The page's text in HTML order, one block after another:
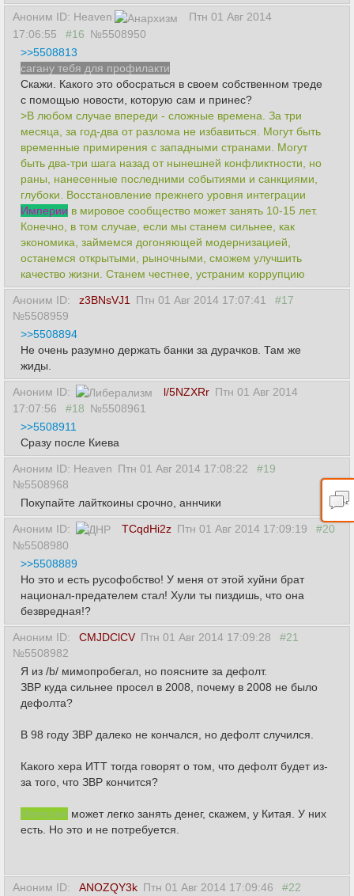
Аноним ID: Heaven
Птн 01 Авг 2014
17:06:55
#16 №5508950
>>5508813
сагану тебя для профилакти
Скажи. Какого это обосраться в своем собственном треде
с помощью новости, которую сам и принес?
>В любом случае впереди - сложные времена. За три
месяца, за год-два от разлома не избавиться. Могут быть
временные примирения с западными странами. Могут
быть два-три шага назад от нынешней конфликтности, но
раны, нанесенные последними событиями и санкциями,
глубоки. Восстановление прежнего уровня интеграции
Империи в мировое сообщество может занять 10-15 лет.
Конечно, в том случае, если мы станем сильнее, как
экономика, займемся догоняющей модернизацией,
останемся открытыми, рыночными, сможем улучшить
качество жизни. Станем честнее, устраним коррупцию
Аноним ID: z3BNsVJ1 Птн 01 Авг 2014 17:07:41
#17
№5508959
>>5508894
Не очень разумно держать банки за дурачков. Там же
жиды.
Аноним ID: l/5NZXRr Птн 01 Авг 2014
17:07:56
#18 №5508961
>>5508911
Сразу после Киева
Аноним ID: Heaven Птн 01 Авг 2014 17:08:22
#19
№5508968
Покупайте лайткоины срочно, аннчики
Аноним ID: TCqdHi2z Птн 01 Авг 2014 17:09:19
#20
№5508980
>>5508889
Но это и есть русофобство! У меня от этой хуйни брат
национал-предателем стал! Хули ты пиздишь, что она
безвредная!?
Аноним ID: CMJDClCV Птн 01 Авг 2014 17:09:28
#21
№5508982
Я из /b/ мимопробегал, но поясните за дефолт.
ЗВР куда сильнее просел в 2008, почему в 2008 не было
дефолта?
В 98 году ЗВР далеко не кончался, но дефолт случился.
Какого хера ИТТ тогда говорят о том, что дефолт будет из-
за того, что ЗВР кончится?
Империя может легко занять денег, скажем, у Китая. У них
есть. Но это и не потребуется.
Аноним ID: ANOZQY3k Птн 01 Авг 2014 17:09:46
#22